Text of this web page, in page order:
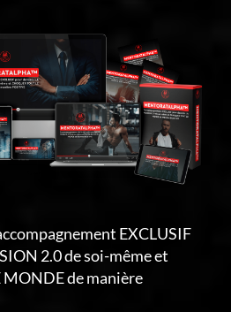
EXCLUSIF
2.0 de soi-même et
MONDE de manière